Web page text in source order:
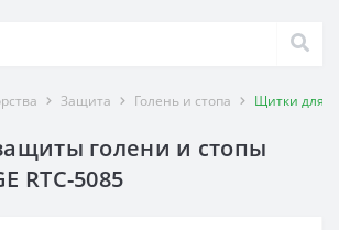
Защита Голень и стопа Щитки для
голени и стопы
RTC-5085